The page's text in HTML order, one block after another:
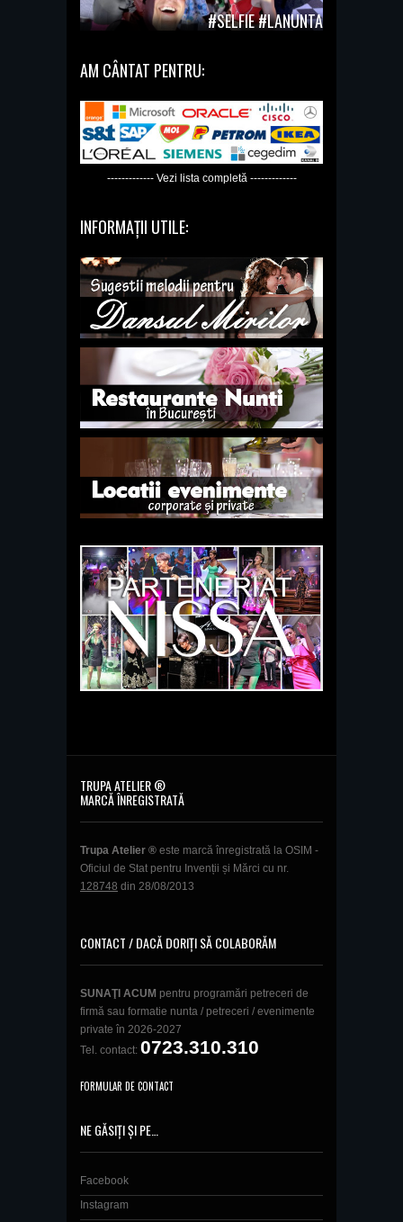
#SELFIE #LANUNTA
AM CÂNTAT PENTRU:
------------- Vezi lista completă -------------
INFORMAȚII UTILE:
TRUPA ATELIER ®
MARCĂ ÎNREGISTRATĂ
Trupa Atelier ® este marcă înregistrată la OSIM -
Oficiul de Stat pentru Invenții și Mărci cu nr.
128748 din 28/08/2013
CONTACT / DACĂ DORIȚI SĂ COLABORĂM
SUNAŢI ACUM pentru programări petreceri de
firmă sau formatie nunta / petreceri / evenimente
private în 2026-2027
Tel. contact: 0723.310.310
FORMULAR DE CONTACT
NE GĂSIȚI ȘI PE…
Facebook
Instagram